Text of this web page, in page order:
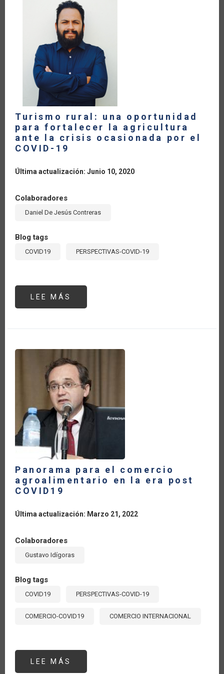
ESTADO
DE
EMERGENCIA
POR
EL
COVID-
19
EN
EL
PERÚ
Turismo rural: una oportunidad
para fortalecer la agricultura
ante la crisis ocasionada por el
COVID-19
Última actualización: Junio 10, 2020
Colaboradores
Daniel De Jesús Contreras
Blog tags
COVID19 PERSPECTIVAS-COVID-19
LEE MÁS
RURAL:
AGRICULTURA
ANTE
LA
CRISIS
OCASIONADA
POR
COVID-
19
Panorama para el comercio
agroalimentario en la era post
COVID19
Última actualización: Marzo 21, 2022
Colaboradores
Gustavo Idígoras
Blog tags
COVID19 PERSPECTIVAS-COVID-19
COMERCIO-COVID19 COMERCIO INTERNACIONAL
LEE MÁS